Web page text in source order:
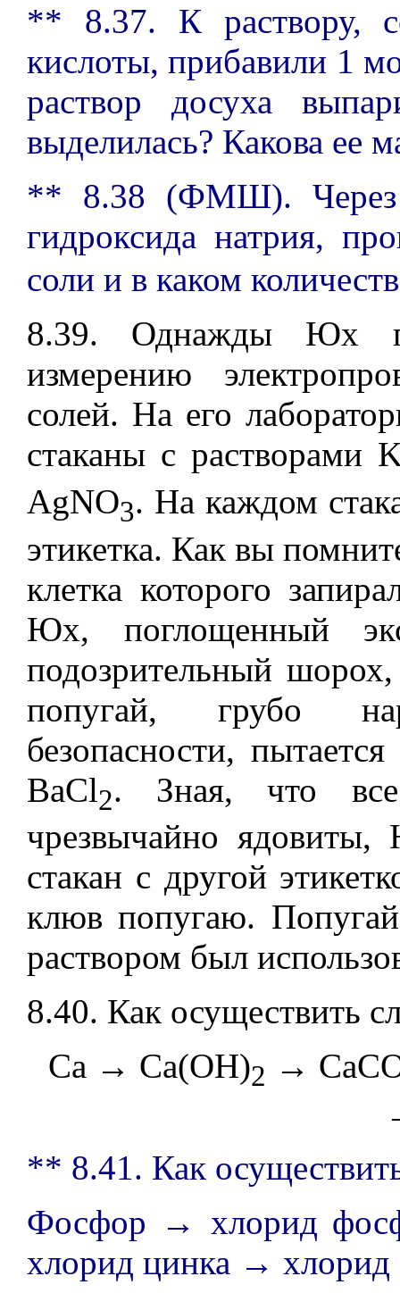
** 8.37. К раствору,
кислоты, прибавили 1
раствор досуха
выделилась? Какова ее
** 8.38 (ФМШ). Через
гидроксида натрия,
соли и в каком
8.39. Однажды Юх
измерению
солей. На его
стаканы с растворами
AgNO3. На каждом
этикетка. Как вы
клетка которого
Юх, поглощенный
подозрительный
попугай, грубо
безопасности,
BaCl2. Зная, что
чрезвычайно
стакан с другой
клюв попугаю.
раствором был
8.40. Как осуществить
Ca → Ca(OH)2 →
** 8.41. Как
Фосфор → хлорид
хлорид цинка → хлорид